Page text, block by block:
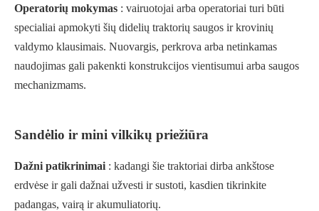
Operatorių mokymas : vairuotojai arba operatoriai turi būti
specialiai apmokyti šių didelių traktorių saugos ir krovinių
valdymo klausimais. Nuovargis, perkrova arba netinkamas
naudojimas gali pakenkti konstrukcijos vientisumui arba saugos
mechanizmams.
Sandėlio ir mini vilkikų priežiūra
Dažni patikrinimai : kadangi šie traktoriai dirba ankštose
erdvėse ir gali dažnai užvesti ir sustoti, kasdien tikrinkite
padangas, vairą ir akumuliatorių.